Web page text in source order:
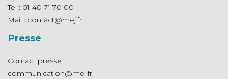
Tel : 01 40 71 70 00
Mail : contact@mej.fr
Presse
Contact presse :
communication@mej.fr